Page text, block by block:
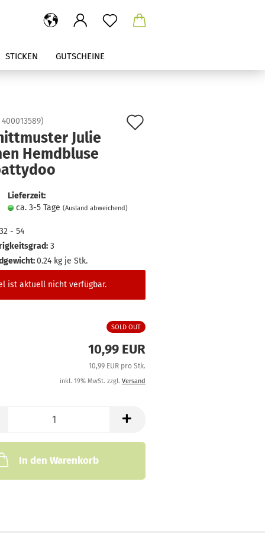
STICKEN GUTSCHEINE
400013589)
Julie
Hemdbluse
Lieferzeit:
ca. 3-5 Tage (Ausland abweichend)
32 - 54
3
0.24kg je Stk.
ist aktuell nicht verfügbar.
SOLD OUT
10,99 EUR
10,99 EUR pro Stk.
inkl. 19% MwSt. zzgl. Versand
In den Warenkorb